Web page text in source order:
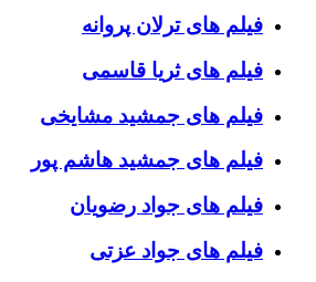
فیلم های ترلان پروانه
فیلم های ثریا قاسمی
فیلم های جمشید مشایخی
فیلم های جمشید هاشم پور
فیلم های جواد رضویان
فیلم های جواد عزتی